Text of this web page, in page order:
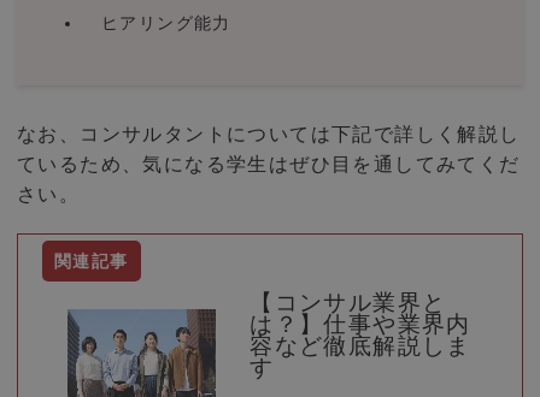
ヒアリング能力
なお、コンサルタントについては下記で詳しく解説し
ているため、気になる学生はぜひ目を通してみてくだ
さい。
【コンサル業界と
は？】仕事や業界内
容など徹底解説しま
す